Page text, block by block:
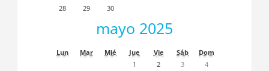
28
29 30
mayo 2025
Lun Mar Mié Jue Vie Sáb
Dom
1
2 3
4